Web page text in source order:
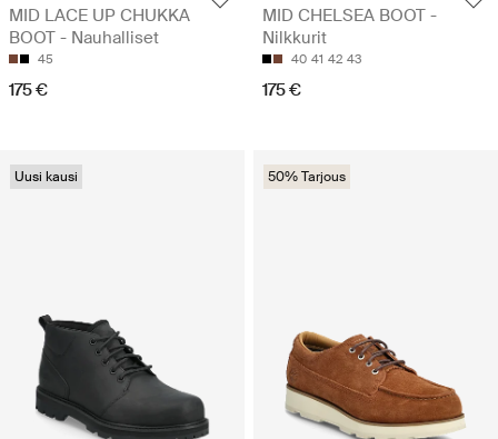
MID LACE UP CHUKKA
BOOT - Nauhalliset
45
175 €
MID CHELSEA BOOT -
Nilkkurit
40 41 42 43
175 €
Uusi kausi 50% Tarjous